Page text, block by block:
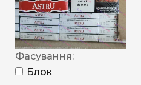
Фасування:
Блок